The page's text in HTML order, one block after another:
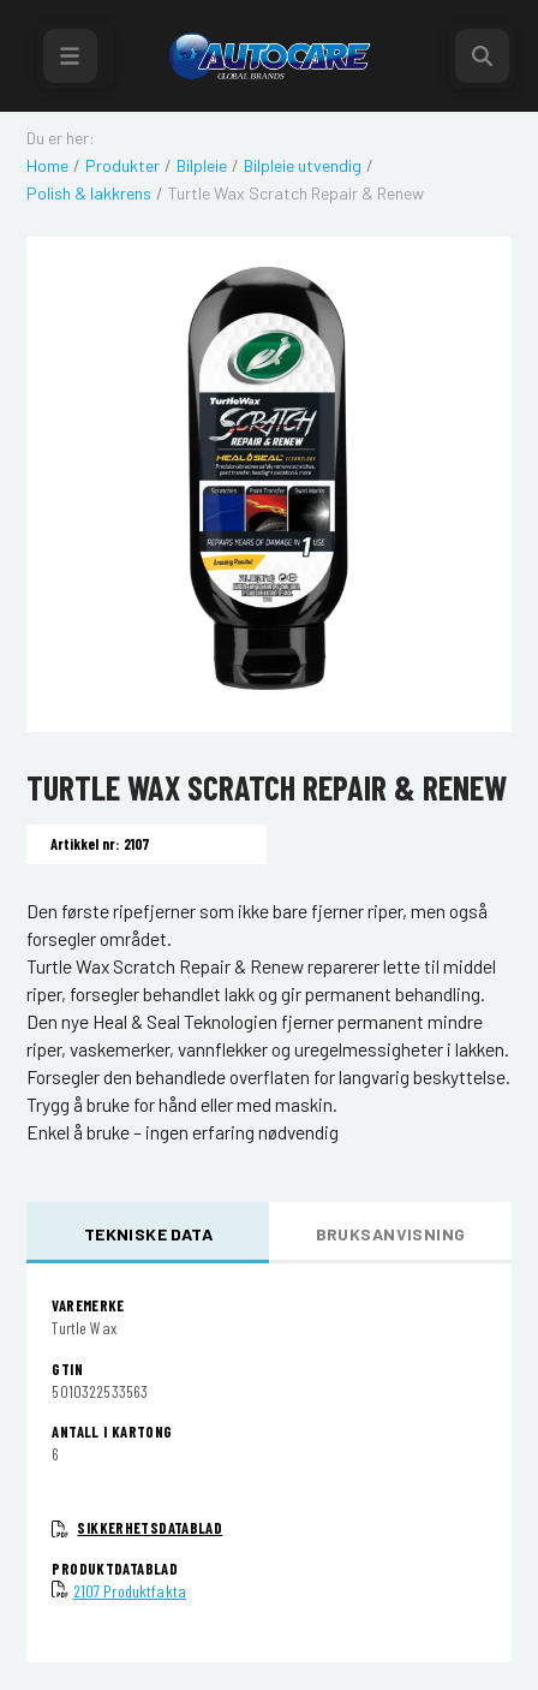
Du er her:
Home / Produkter / Bilpleie / Bilpleie utvendig /
Polish & lakkrens / Turtle Wax Scratch Repair & Renew
TURTLE WAX SCRATCH REPAIR & RENEW
Artikkel nr: 2107
Den første ripefjerner som ikke bare fjerner riper, men også
forsegler området.
Turtle Wax Scratch Repair & Renew reparerer lette til middel
riper, forsegler behandlet lakk og gir permanent behandling.
Den nye Heal & Seal Teknologien fjerner permanent mindre
riper, vaskemerker, vannflekker og uregelmessigheter i lakken.
Forsegler den behandlede overflaten for langvarig beskyttelse.
Trygg å bruke for hånd eller med maskin.
Enkel å bruke – ingen erfaring nødvendig
TEKNISKE DATA BRUKSANVISNING
VAREMERKE
Turtle Wax
GTIN
5010322533563
ANTALL I KARTONG
6
SIKKERHETSDATABLAD
PRODUKTDATABLAD
2107 Produktfakta